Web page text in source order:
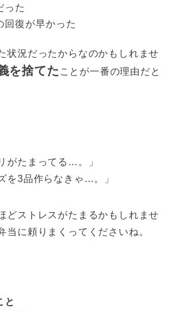
った
回復が早かった
状況だったからなのかもしれませ
を捨てた ことが一番の理由だと
がたまってる…。」
を3品作らなきゃ…。」
どストレスがたまるかもしれませ
当に頼りまくってくださいね。
と